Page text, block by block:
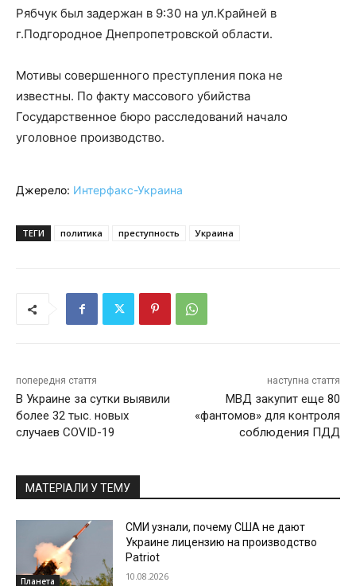
Рябчук был задержан в 9:30 на ул.Крайней в
г.Подгородное Днепропетровской области.
Мотивы совершенного преступления пока не
известны. По факту массового убийства
Государственное бюро расследований начало
уголовное производство.
Джерело: Интерфакс-Украина
ТЕГИ политика преступность Украина
попередня стаття
В Украине за сутки выявили
более 32 тыс. новых
случаев COVID-19
наступна стаття
МВД закупит еще 80
«фантомов» для контроля
соблюдения ПДД
МАТЕРІАЛИ У ТЕМУ
Планета
СМИ узнали, почему США не дают
Украине лицензию на производство
Patriot
10.08.2026